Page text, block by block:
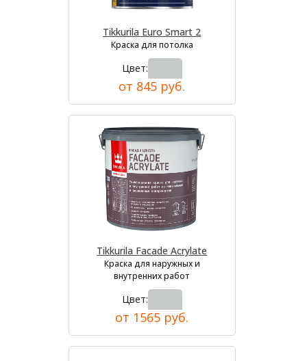
Tikkurila Euro Smart 2
Краска для потолка
Цвет:
от 845 руб.
Tikkurila Facade Acrylate
Краска для наружных и
внутренних работ
Цвет:
от 1565 руб.